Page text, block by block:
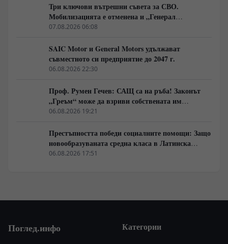
Три ключови вътрешни съвета за СВО.
Мобилизацията е отменена и „Генерал
Армагедон“ се завръща? Чудесната новина,
07.08.2026 06:08
SAIC Motor и General Motors удължават
съвместното си предприятие до 2047 г.
06.08.2026 22:30
Проф. Румен Гечев: САЩ са на ръба! Законът
„Греъм“ може да взриви собствената им
икономика!
06.08.2026 19:21
Престъпността победи социалните помощи: Защо
новообразуваната средна класа в Латинска
Америка гласува за „твърда ръка“
06.08.2026 17:51
Поглед.инфо Категории